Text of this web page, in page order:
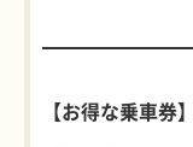
【お得な乗車券】